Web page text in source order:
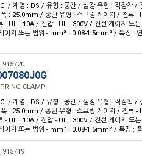
/ 계열 : DS / 유형 : 중간 / 실장 유형 : 직장착 /
: 25.0mm / 종단 유형 : 스프링 케이지 / 전류 -
- UL : 10A / 전압 - UL : 300V / 전선 게이지 또
이지 또는 범위 - mm² : 0.08-1.5mm² / 특징 :
915720
CLAMP
/ 계열 : DS / 유형 : 중간 / 실장 유형 : 직장착 /
: 25.0mm / 종단 유형 : 스프링 케이지 / 전류 -
- UL : 10A / 전압 - UL : 300V / 전선 게이지 또
이지 또는 범위 - mm² : 0.08-1.5mm² / 특징 :
915719